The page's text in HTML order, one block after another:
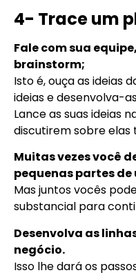
4- Trace um
Fale com sua
brainstorm;
Isto é, ouça as ideias
ideias e desenvolva-
Lance as suas ideias
discutirem sobre elas
Muitas vezes você
pequenas partes
Mas juntos vocês
substancial para
Desenvolva as
negócio.
Isso lhe dará os